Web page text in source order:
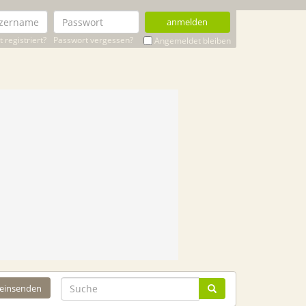
anmelden
registriert? Passwort vergessen? Angemeldet bleiben